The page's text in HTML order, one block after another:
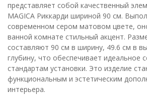
представляет собой качественный
MAGICA Риккарди шириной 90 см.
современном сером матовом цвете,
ванной комнате стильный акцент.
составляют 90 см в ширину, 49.6 см в
глубину, что обеспечивает идеальное
стандартам установки. Это изделие
функциональным и эстетическим
интерьера.